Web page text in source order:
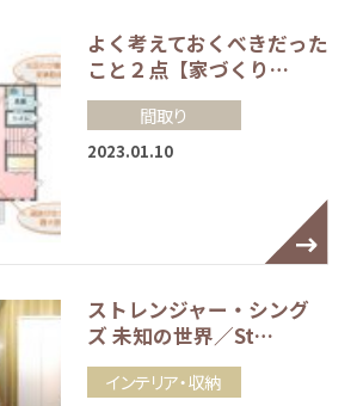
よく考えておくべきだった
こと２点【家づくり…
間取り
2023.01.10
ストレンジャー・シング
ズ 未知の世界／St…
インテリア・収納